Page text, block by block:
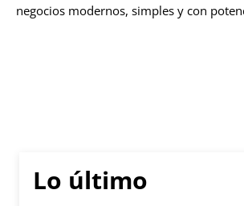
negocios modernos, simples y con
Lo último